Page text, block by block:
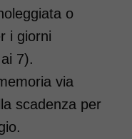
o
i giorni
7).
via
scadenza per